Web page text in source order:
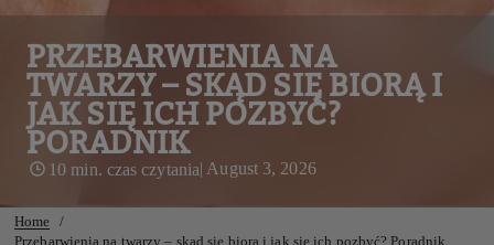
PRZEBARWIENIA NA
TWARZY – SKĄD SIĘ BIORĄ I
JAK SIĘ ICH POZBYĆ?
PORADNIK
10 min. czas czytania| August 3, 2026
Home
Przebarwienia na twarzy – skąd się biorą i jak się ich pozbyć? Poradnik